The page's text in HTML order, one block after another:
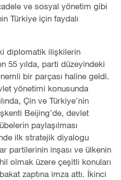
ve sosyal yönetim gibi
Türkiye için faydalı
diplomatik ilişkilerin
55 yılda, parti düzeyindeki
bir parçası haline geldi.
yönetimi konusunda
Çin ve Türkiye’nin
Beijing’de, devlet
paylaşılması
ilk stratejik diyalogu
partilerinin inşası ve ülkenin
olmak üzere çeşitli konuları
zaptına imza attı. İkinci